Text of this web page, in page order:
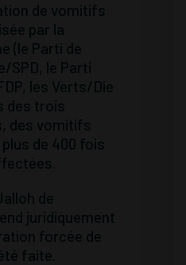
de vomitifs
par la
(le Parti de
SPD, le Parti
les Verts/Die
des trois
des vomitifs
de 400 fois
de
juridiquement
forcée de
faite.